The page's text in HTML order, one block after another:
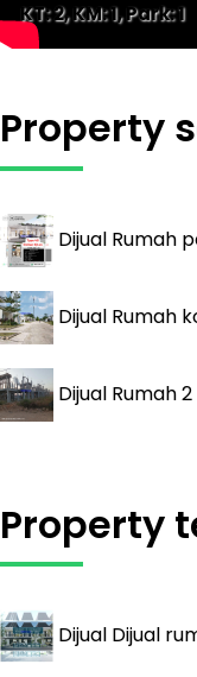
KT: 2, KM: 1, Park: 1
Property
Dijual Rumah
Dijual Rumah
Dijual Rumah
Property
Dijual Dijual